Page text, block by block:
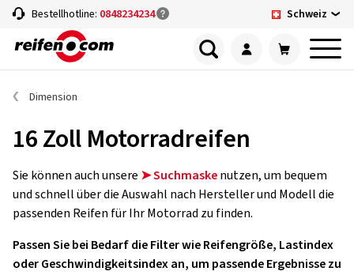
Bestellhotline: 0848234234 Schweiz
Dimension
16 Zoll Motorradreifen
Sie können auch unsere ➤ Suchmaskenutzen, um bequem
und schnell über die Auswahl nach Hersteller und Modell die
passenden Reifen für Ihr Motorrad zu finden.
Passen Sie bei Bedarf die Filter wie Reifengröße, Lastindex
oder Geschwindigkeitsindex an, um passende Ergebnisse zu